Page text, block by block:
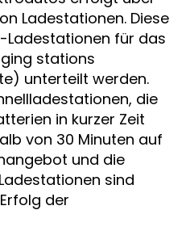
Ladestationen. Diese
Ladestationen für das
stations
unterteilt werden.
die
in kurzer Zeit
von 30 Minuten auf
und die
sind
der